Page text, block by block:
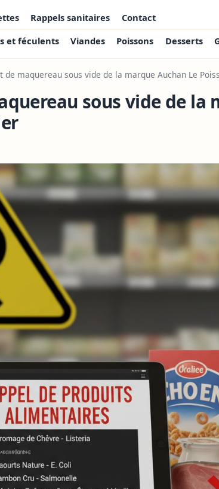
Rappels sanitaires
Contact
et féculents Viandes Poissons Desserts
de maquereau sous vide de la marque Auchan Le
sous vide de la